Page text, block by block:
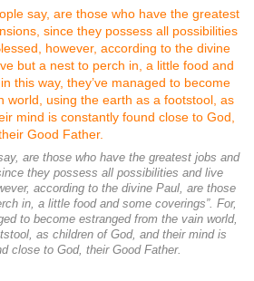
are those who have the greatest jobs and
they possess all possibilities and live
according to the divine Paul, are those
in, a little food and some coverings”. For,
to become estranged from the vain world,
as children of God, and their mind is
close to God, their Good Father.